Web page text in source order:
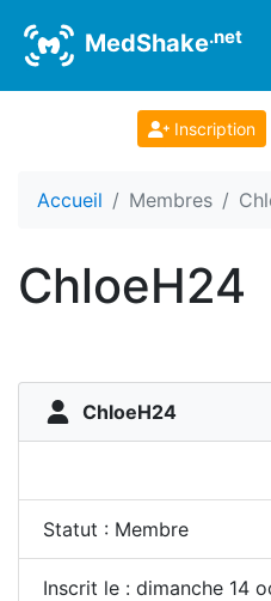
MedShake.net
Inscription
Accueil Membres
ChloeH24
ChloeH24
Statut : Membre
Inscrit le : dimanche 14